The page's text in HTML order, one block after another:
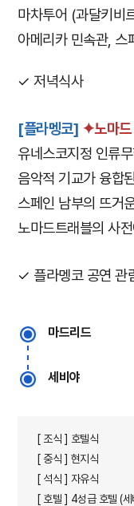
마차투어 (과달키비
아메리카 민속관, 스
✓ 저녁식사
[플라멩코] ✦노마
유네스코지정 인류
음악적 기교가 융합
스페인 남부의 뜨거
노마드트래블의 사
✓ 플라멩코 공연 관
마드리드
세비야
[ 조식 ] 호텔식
[ 중식 ] 현지식
[ 석식 ] 자유식
[ 호텔 ] 4성급 호텔 (